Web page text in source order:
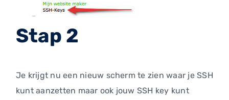
Stap 2
Je krijgt nu een nieuw scherm te zien waar je SSH
kunt aanzetten maar ook jouw SSH key kunt